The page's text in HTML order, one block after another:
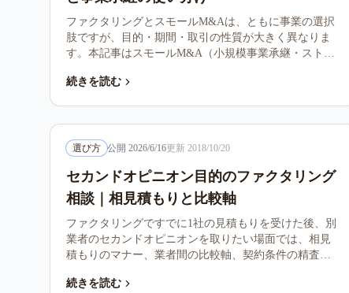
ファクタリングとスモールM&Aは、ともに事業の選択
肢ですが、目的・期間・取引の性質が大きく異なりま
す。本記事はスモールM&A（小規模事業承継・ストッ
続きを読む
選び方 公開 2026/6/16更新 2018/10/20
セカンドオピニオン目的のファクタリング
相談｜相見積もりと比較軸
ファクタリングですでに1社の見積もりを受けた後、別
業者のセカンドオピニオンを取りたい場面では、相見
積もりのマナー、業者間の比較軸、契約条件の精査が
意点を整理します。
続きを読む